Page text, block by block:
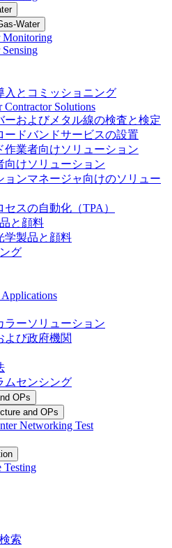
Water
Monitoring
入とコミッショニング
Contractor Solutions
ーおよびメタル線の検査と検定
ードバンドサービスの設置
作業者向けソリューション
向けソリューション
ョンマネージャ向けのソリュー
セスの自動化（TPA）
と顔料
学製品と顔料
グ
ラーソリューション
よび政府機関
ムセンシング
OPs
and OPs
Networking Test
Testing
索